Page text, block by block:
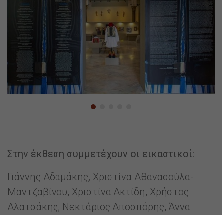
Στην έκθεση συμμετέχουν οι εικαστικοί:
Γιάννης Αδαμάκης, Χριστίνα Αθανασούλα-
Μαντζαβίνου, Χριστίνα Ακτίδη, Χρήστος
Αλατσάκης, Νεκτάριος Αποσπόρης, Άννα